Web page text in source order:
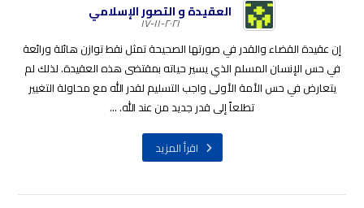
العقيدة و التصور الإسلامي
٢٠٢١-١١-١٧
إن عقيدة القضاء والقدر في صورتها الصحيحة تمثل نقط توازن هائلة ورائعة
في حس الإنسان المسلم الذي يسير حياته بمقتضى هذه العقيدة. لذلك لم
يتعارض في حس الأمة الأولى واجب التسليم لقدر الله مع محاولة التغيير
تطلعاً إلى قدر جديد من عند الله. ...
اقرأ المزيد